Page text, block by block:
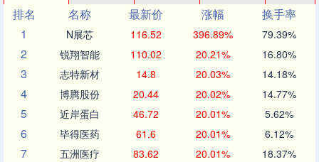
排名
名称 最新价 涨幅
换手率
1
N展芯 116.52 396.89% 79.39%
2 锐翔智能 110.02 20.21% 16.80%
3 志特新材 14.8 20.03% 14.18%
4 博腾股份 20.44 20.02% 14.77%
5 近岸蛋白 46.72 20.01% 5.62%
6 毕得医药 61.6 20.01% 6.12%
7 五洲医疗 83.62 20.01% 18.37%